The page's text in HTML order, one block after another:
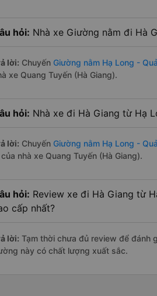
hỏi: Nhà xe Giường nằm đi Hà
lời: Chuyến Giường nằm Hạ Long -
xe Quang Tuyến (Hà Giang).
hỏi: Nhà xe đi Hà Giang từ Hạ
lời: Chuyến Giường nằm Hạ Long -
của nhà xe Quang Tuyến (Hà Giang).
hỏi: Review xe đi Hà Giang từ
cấp nhất?
lời: Tạm thời chưa đủ review để đánh
này có chất lượng xuất sắc.